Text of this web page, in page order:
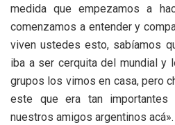
medida que empezamos a
comenzamos a entender y
viven ustedes esto, sabíamos
iba a ser cerquita del mundial y
grupos los vimos en casa, pero
este que era tan
nuestros amigos argentinos acá».